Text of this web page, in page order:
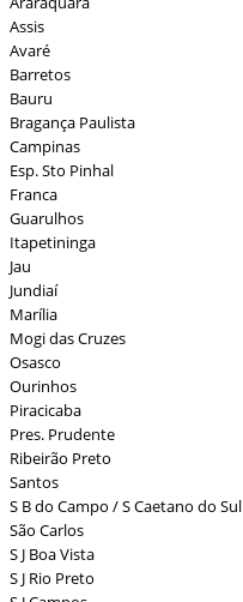
Assis
Avaré
Barretos
Bauru
Bragança Paulista
Campinas
Esp. Sto Pinhal
Franca
Guarulhos
Itapetininga
Jau
Jundiaí
Marília
Mogi das Cruzes
Osasco
Ourinhos
Piracicaba
Pres. Prudente
Ribeirão Preto
Santos
S B do Campo / S Caetano do Sul
São Carlos
S J Boa Vista
S J Rio Preto